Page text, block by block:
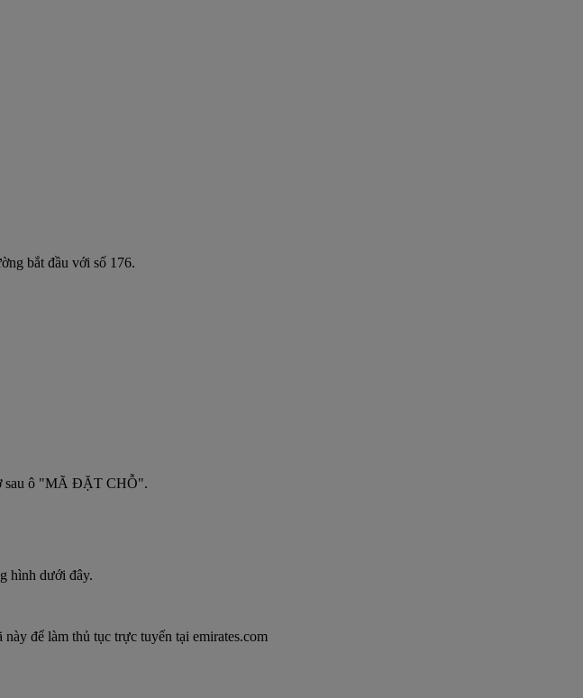
bắt đầu với số 176.
ở sau ô "MÃ ĐẶT CHỖ".
hình dưới đây.
để làm thủ tục trực tuyến tại emirates.com